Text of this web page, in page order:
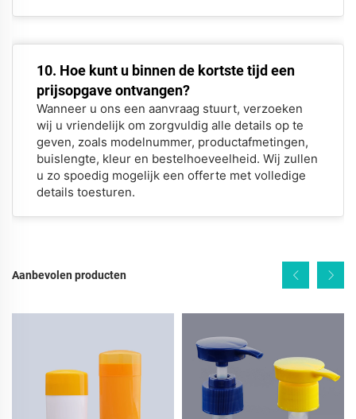
10. Hoe kunt u binnen de kortste tijd een
prijsopgave ontvangen?
Wanneer u ons een aanvraag stuurt, verzoeken
wij u vriendelijk om zorgvuldig alle details op te
geven, zoals modelnummer, productafmetingen,
buislengte, kleur en bestelhoeveelheid. Wij zullen
u zo spoedig mogelijk een offerte met volledige
details toesturen.
Aanbevolen producten